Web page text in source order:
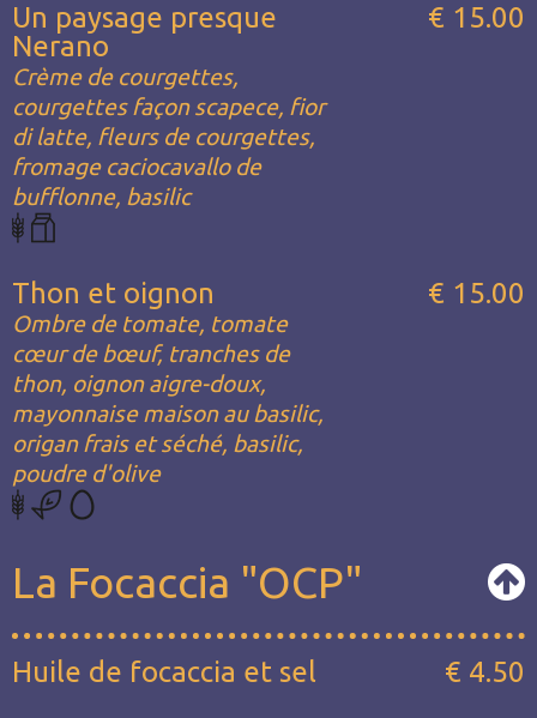
Un paysage presque
Nerano
Crème de courgettes,
courgettes façon scapece, fior
di latte, fleurs de courgettes,
fromage caciocavallo de
bufflonne, basilic
€ 15.00
Thon et oignon
Ombre de tomate, tomate
cœur de bœuf, tranches de
thon, oignon aigre-doux,
mayonnaise maison au basilic,
origan frais et séché, basilic,
poudre d'olive
€ 15.00
La Focaccia "OCP"
Huile de focaccia et sel
€ 4.50